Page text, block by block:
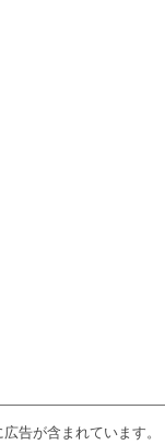
告が含まれています。